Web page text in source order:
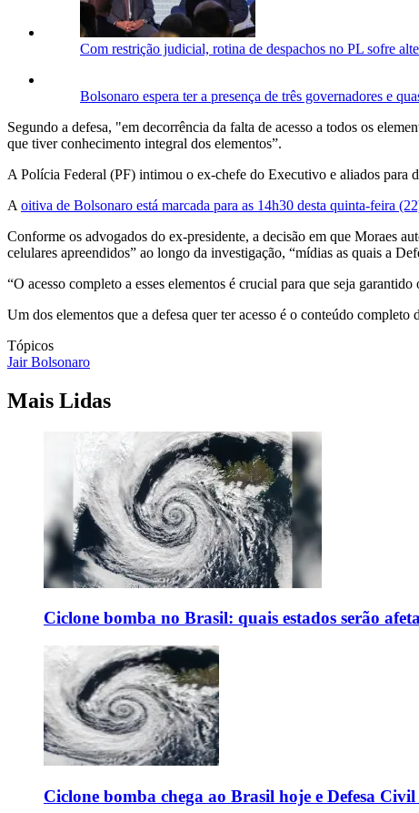
Com restrição judicial, rotina de despachos no PL sofre
Bolsonaro espera ter a presença de três governadores e
Segundo a defesa, "em decorrência da falta de acesso a todos os
que tiver conhecimento integral dos elementos”.
A Polícia Federal (PF) intimou o ex-chefe do Executivo e aliados para
A oitiva de Bolsonaro está marcada para as 14h30 desta quinta-feira
Conforme os advogados do ex-presidente, a decisão em que Moraes
celulares apreendidos” ao longo da investigação, “mídias as quais a
“O acesso completo a esses elementos é crucial para que seja
Um dos elementos que a defesa quer ter acesso é o conteúdo
Tópicos
Jair Bolsonaro
Mais Lidas
Ciclone bomba no Brasil: quais estados serão
Ciclone bomba chega ao Brasil hoje e Defesa